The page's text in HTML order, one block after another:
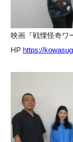
映画『戦慄怪奇ワ
HP https://